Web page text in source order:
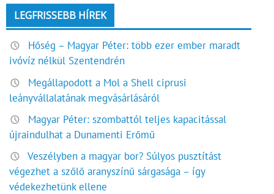
LEGFRISSEBB HÍREK
Hőség – Magyar Péter: több ezer ember maradt
ivóvíz nélkül Szentendrén
Megállapodott a Mol a Shell ciprusi
leányvállalatának megvásárlásáról
Magyar Péter: szombattól teljes kapacitással
újraindulhat a Dunamenti Erőmű
Veszélyben a magyar bor? Súlyos pusztítást
végezhet a szőlő aranyszínű sárgasága – így
védekezhetünk ellene